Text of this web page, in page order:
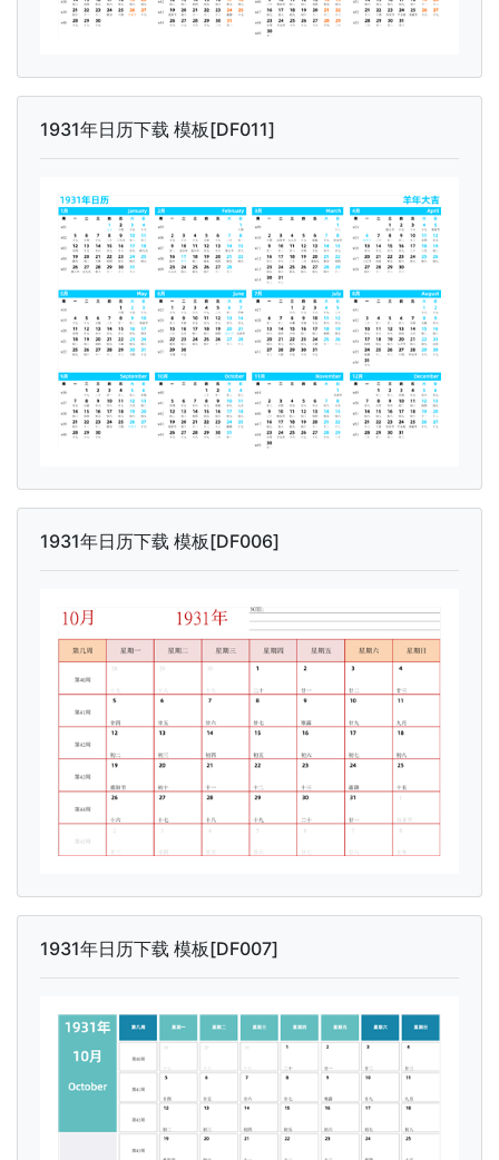
1931年日历下载 模板[DF011]
1931年日历下载 模板[DF006]
1931年日历下载 模板[DF007]